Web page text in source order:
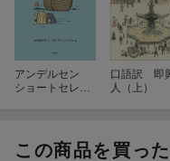
アンデルセン
ショートセレク
口語訳 即
人（上）
この商品を買っ